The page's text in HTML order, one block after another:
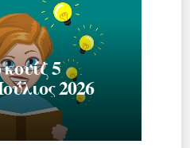
5
2026